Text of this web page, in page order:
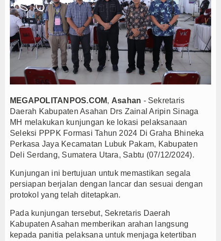
Persib Gagal Juara, Ateng Sutisna Ajak
Bupati Majalengka Ajak Ribuan Bobotoh Doakan
Ateng Sutisna Satukan Ribuan Bobotoh, Nobar
SIAL Food & Drinks Indonesia 2026 Perkuat
Kapolres Majalengka Ajak Bobotoh Junjung
Munjirin Panen Padi Ciherang di Cakung, Urban
PTPN I Ubah Aset Jadi Mesin Pertumbuhan,
Interupsi PDIP Warnai Paripurna APBD
Bupati Majalengka Beberkan Hasil Paripurna
APBD Majalengka 2026 Naik Jadi Rp 3,14 Triliun,
Persib Gagal Juara, Ateng Sutisna Ajak
Ateng Sutisna Satukan Ribuan Bobotoh, Nobar
SIAL Food & Drinks Indonesia 2026 Perkuat
Munjirin Panen Padi Ciherang di Cakung, Urban
PTPN I Ubah Aset Jadi Mesin Pertumbuhan,
MEGAPOLITANPOS.COM, Asahan - Sekretaris
Daerah Kabupaten Asahan Drs Zainal Aripin Sinaga
MH melakukan kunjungan ke lokasi pelaksanaan
Seleksi PPPK Formasi Tahun 2024 Di Graha Bhineka
Perkasa Jaya Kecamatan Lubuk Pakam, Kabupaten
Deli Serdang, Sumatera Utara, Sabtu (07/12/2024).
Kunjungan ini bertujuan untuk memastikan segala
persiapan berjalan dengan lancar dan sesuai dengan
protokol yang telah ditetapkan.
Pada kunjungan tersebut, Sekretaris Daerah
Kabupaten Asahan memberikan arahan langsung
kepada panitia pelaksana untuk menjaga ketertiban